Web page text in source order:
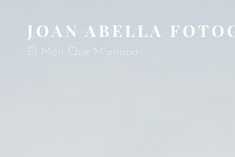
JOAN ABELLA
El Món Que M'atrapa